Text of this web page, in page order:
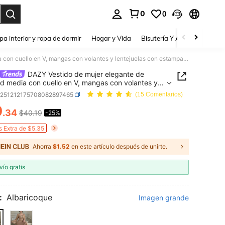
0 0
interior y ropa de dormir Hogar y Vida Bisutería Y Accesorios
DAZY Vestido de mujer elegante de longitud media con cuello en V, mangas con volantes y lentejuelas con estampado floral, para invitada de boda, primavera/verano
DAZY Vestido de mujer elegante de
media con cuello en V, mangas con volantes y
con estampado floral, para invitada de boda,
verano
(15 Comentarios)
AND AVAILABILITY
.34 $40.19 -25%
Extra de $5.35
Ahorra $1.52 en este artículo después de unirte.
gratis
Albaricoque Imagen grande